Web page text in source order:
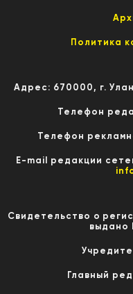
Политика
Адрес: 670000, г.
Телефон
Телефон
E-mail редакции
Свидетельство о
выдано
Главный